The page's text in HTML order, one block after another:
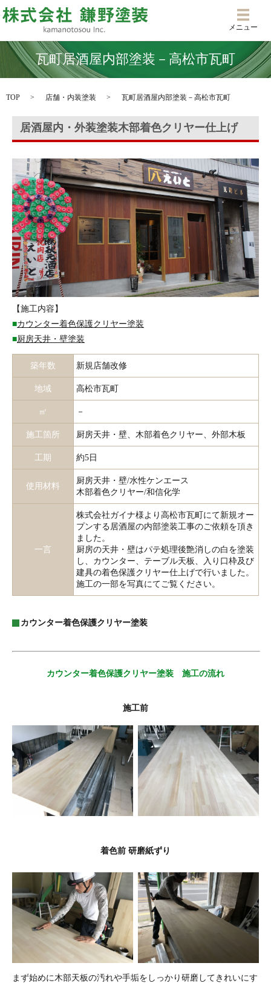
メニ
メニュー
瓦町居酒屋内部塗装－高松市瓦町
TOP 店舗・内装塗装 瓦町居酒屋内部塗装－高松市瓦町
居酒屋内・外装塗装木部着色クリヤー仕上げ
【施工内容】
■カウンター着色保護クリヤー塗装
■厨房天井・壁塗装
築年数 新規店舗改修
地域 高松市瓦町
㎡ －
施工箇所 厨房天井・壁、木部着色クリヤー、外部木板
工期 約5日
使用材料
厨房天井・壁/水性ケンエース
木部着色クリヤー/和信化学
一言
株式会社ガイナ様より高松市瓦町にて新規オー
プンする居酒屋の内部塗装工事のご依頼を頂き
ました。
厨房の天井・壁はパテ処理後艶消しの白を塗装
し、カウンター、テーブル天板、入り口枠及び
建具の着色保護クリヤー仕上げで行いました。
施工の一部を写真にてご覧ください。
カウンター着色保護クリヤー塗装
カウンター着色保護クリヤー塗装 施工の流れ
施工前
着色前 研磨紙ずり
まず始めに木部天板の汚れや手垢をしっかり研磨してきれいにす